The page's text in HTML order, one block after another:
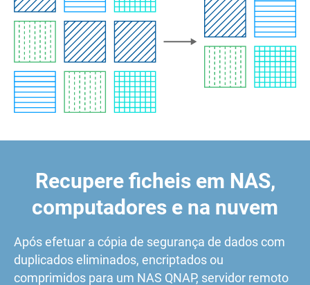
Recupere ficheis em NAS,
computadores e na nuvem
Após efetuar a cópia de segurança de dados com
duplicados eliminados, encriptados ou
comprimidos para um NAS QNAP, servidor remoto